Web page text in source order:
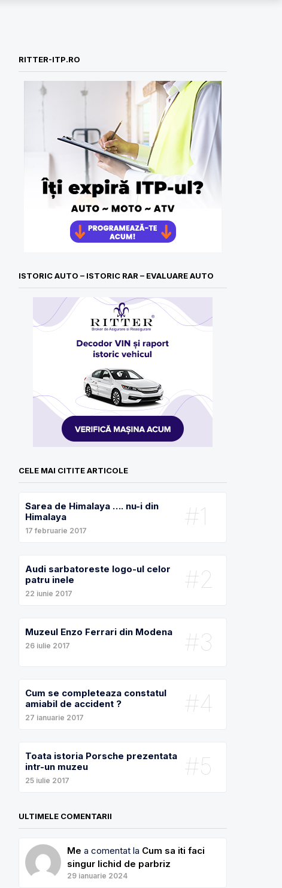
RITTER-ITP.RO
ISTORIC AUTO – ISTORIC RAR – EVALUARE AUTO
CELE MAI CITITE ARTICOLE
#1
Sarea de Himalaya …. nu-i din
Himalaya
17 februarie 2017
#2
Audi sarbatoreste logo-ul celor
patru inele
22 iunie 2017
#3
Muzeul Enzo Ferrari din Modena
26 iulie 2017
#4
Cum se completeaza constatul
amiabil de accident ?
27 ianuarie 2017
#5
Toata istoria Porsche prezentata
intr-un muzeu
25 iulie 2017
ULTIMELE COMENTARII
Me a comentat la Cum sa iti faci
singur lichid de parbriz
29 ianuarie 2024